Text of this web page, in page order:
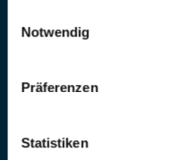
Notwendig
Präferenzen
Statistiken